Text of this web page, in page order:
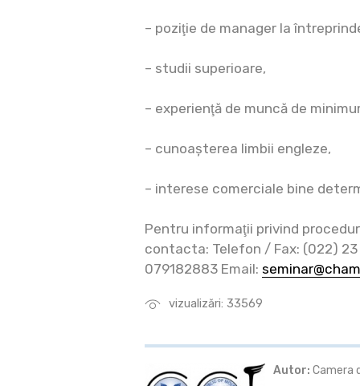
vizualizări: 33569
– poziţie de manager la
– studii superioare,
– experienţă de muncă de
– cunoașterea limbii engleze,
– interese comerciale bine
Pentru informaţii privind
contacta: Telefon / Fax: (022) 23
079182883 Email:
Autor: Camera